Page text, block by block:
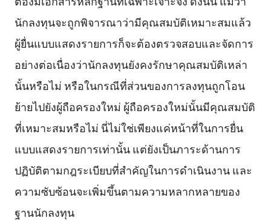
นักลงทุนจะถูกพิจารณาว่ามีคุณสมบัติเหมาะสมแล้ว
ผู้ยื่นแบบแสดงรายการก็จะต้องตรวจสอบและจัดการ
อย่างต่อเนื่องว่านักลงทุนยังคงรักษาคุณสมบัติเหล่า
นั้นหรือไม่ หรือในกรณีที่ส่วนของการลงทุนถูกโอน
ย้ายไปยังผู้ถือครองใหม่ ผู้ถือครองใหม่นั้นมีคุณสมบัติ
ที่เหมาะสมหรือไม่ นี่ไม่ใช่เพียงแค่หน้าที่ในการยื่น
แบบแสดงรายการเท่านั้น แต่ยังเป็นภาระด้านการ
ปฏิบัติตามกฎระเบียบที่สำคัญในการดำเนินงาน และ
ความซับซ้อนจะเพิ่มขึ้นตามความหลากหลายของ
ฐานนักลงทุน